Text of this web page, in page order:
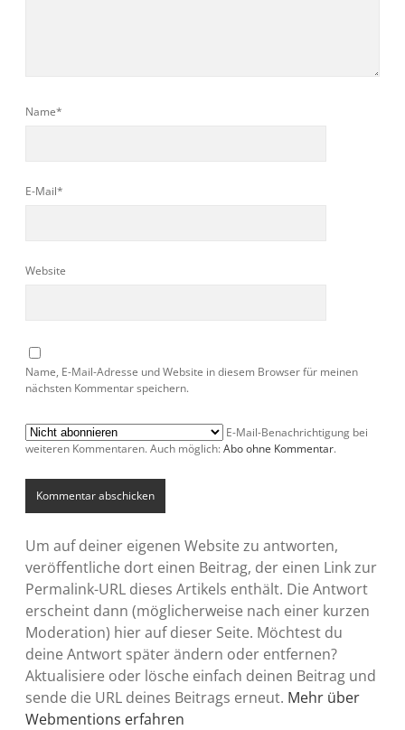
Name*
E-Mail*
Website
Name, E-Mail-Adresse und Website in diesem Browser für meinen
nächsten Kommentar speichern.
E-Mail-Benachrichtigung bei
weiteren Kommentaren. Auch möglich: Abo ohne Kommentar.
Um auf deiner eigenen Website zu antworten,
veröffentliche dort einen Beitrag, der einen Link zur
Permalink-URL dieses Artikels enthält. Die Antwort
erscheint dann (möglicherweise nach einer kurzen
Moderation) hier auf dieser Seite. Möchtest du
deine Antwort später ändern oder entfernen?
Aktualisiere oder lösche einfach deinen Beitrag und
sende die URL deines Beitrags erneut. Mehr über
Webmentions erfahren